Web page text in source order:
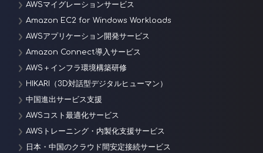
AWSマイグレーションサービス
Amazon EC2 for Windows Workloads
AWSアプリケーション開発サービス
Amazon Connect導入サービス
AWS＋インフラ環境構築研修
HIKARI（3D対話型デジタルヒューマン）
中国進出サービス支援
AWSコスト最適化サービス
AWSトレーニング・内製化支援サービス
日本・中国のクラウド間安定接続サービス